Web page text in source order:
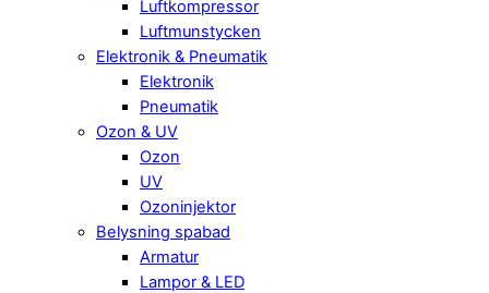
Luftkompressor
Luftmunstycken
Elektronik & Pneumatik
Elektronik
Pneumatik
Ozon & UV
Ozon
UV
Ozoninjektor
Belysning spabad
Armatur
Lampor & LED